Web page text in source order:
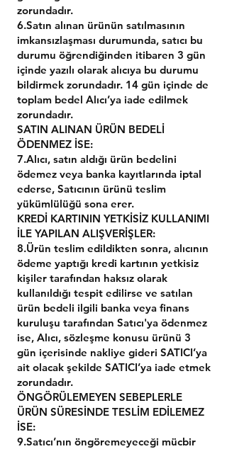
zorundadır.
6.Satın alınan ürünün satılmasının
imkansızlaşması durumunda, satıcı bu
durumu öğrendiğinden itibaren 3 gün
içinde yazılı olarak alıcıya bu durumu
bildirmek zorundadır. 14 gün içinde de
toplam bedel Alıcı’ya iade edilmek
zorundadır.
SATIN ALINAN ÜRÜN BEDELİ
ÖDENMEZ İSE:
7.Alıcı, satın aldığı ürün bedelini
ödemez veya banka kayıtlarında iptal
ederse, Satıcının ürünü teslim
yükümlülüğü sona erer.
KREDİ KARTININ YETKİSİZ KULLANIMI
İLE YAPILAN ALIŞVERİŞLER:
8.Ürün teslim edildikten sonra, alıcının
ödeme yaptığı kredi kartının yetkisiz
kişiler tarafından haksız olarak
kullanıldığı tespit edilirse ve satılan
ürün bedeli ilgili banka veya finans
kuruluşu tarafından Satıcı'ya ödenmez
ise, Alıcı, sözleşme konusu ürünü 3
gün içerisinde nakliye gideri SATICI’ya
ait olacak şekilde SATICI’ya iade etmek
zorundadır.
ÖNGÖRÜLEMEYEN SEBEPLERLE
ÜRÜN SÜRESİNDE TESLİM EDİLEMEZ
İSE:
9.Satıcı’nın öngöremeyeceği mücbir